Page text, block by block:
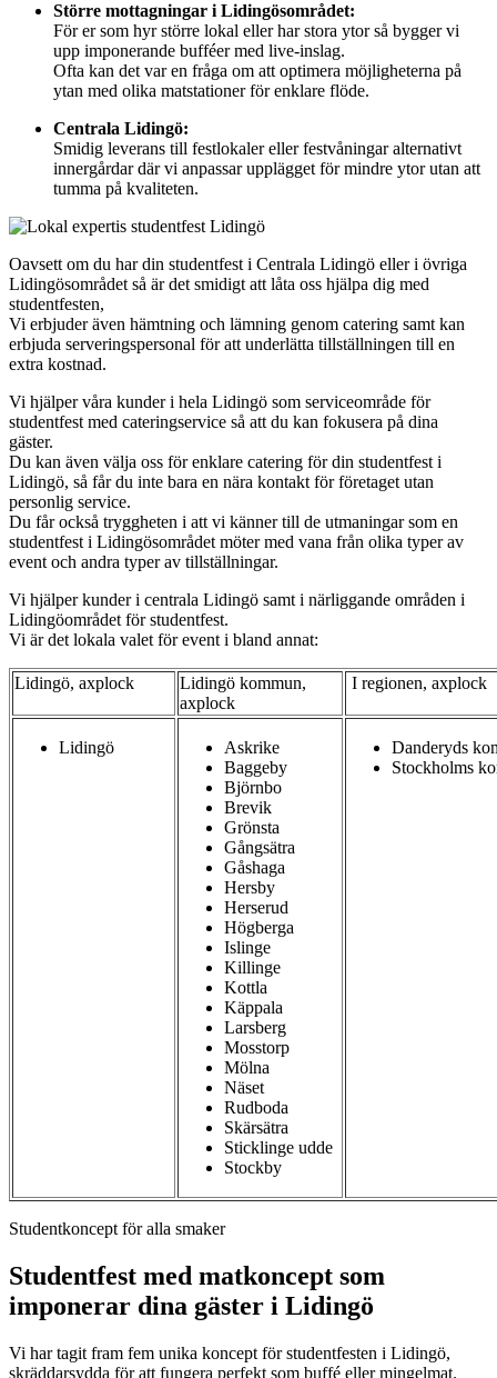
Större mottagningar i Lidingösområdet:
För er som hyr större lokal eller har stora ytor så bygger vi
upp imponerande bufféer med live-inslag.
Ofta kan det var en fråga om att optimera möjligheterna på
ytan med olika matstationer för enklare flöde.
Centrala Lidingö:
Smidig leverans till festlokaler eller festvåningar alternativt
innergårdar där vi anpassar upplägget för mindre ytor utan att
tumma på kvaliteten.
Oavsett om du har din studentfest i Centrala Lidingö eller i övriga
Lidingösområdet så är det smidigt att låta oss hjälpa dig med
studentfesten,
Vi erbjuder även hämtning och lämning genom catering samt kan
erbjuda serveringspersonal för att underlätta tillställningen till en
extra kostnad.
Vi hjälper våra kunder i hela Lidingö som serviceområde för
studentfest med cateringservice så att du kan fokusera på dina
gäster.
Du kan även välja oss för enklare catering för din studentfest i
Lidingö, så får du inte bara en nära kontakt för företaget utan
personlig service.
Du får också tryggheten i att vi känner till de utmaningar som en
studentfest i Lidingösområdet möter med vana från olika typer av
event och andra typer av tillställningar.
Vi hjälper kunder i centrala Lidingö samt i närliggande områden i
Lidingöområdet för studentfest.
Vi är det lokala valet för event i bland annat:
Lidingö, axplock
Lidingö kommun,
axplock
I regionen, axplock
Lidingö
Askrike
Baggeby
Björnbo
Brevik
Grönsta
Gångsätra
Gåshaga
Hersby
Herserud
Högberga
Islinge
Killinge
Kottla
Käppala
Larsberg
Mosstorp
Mölna
Näset
Rudboda
Skärsätra
Sticklinge udde
Stockby
Danderyds
Stockholms
Studentkoncept för alla smaker
Studentfest med matkoncept som
imponerar dina gäster i Lidingö
Vi har tagit fram fem unika koncept för studentfesten i Lidingö,
skräddarsydda för att fungera perfekt som buffé eller mingelmat.